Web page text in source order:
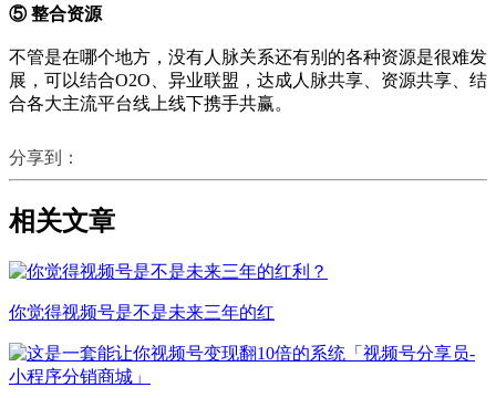
⑤整合资源
不管是在哪个地方，没有人脉关系还有别的各种资源是很难发
展，可以结合O2O、异业联盟，达成人脉共享、资源共享、结
合各大主流平台线上线下携手共赢。
分享到：
相关文章
你觉得视频号是不是未来三年的红